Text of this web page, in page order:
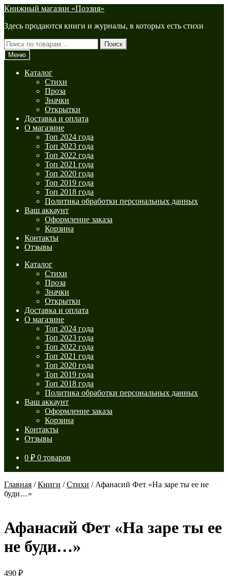
Перейти
навигации
Перейти
содержимому
Книжный магазин «Поэзия»
Здесь продаются книги и журналы, в которых есть стихи
Искать:
Поиск
Меню
Каталог
Стихи
Проза
Значки
Открытки
Доставка и оплата
О магазине
Топ 2024 года
Топ 2023 года
Топ 2022 года
Топ 2021 года
Топ 2020 года
Топ 2019 года
Топ 2018 года
Политика обработки персональных данных
Ваш аккаунт
Оформление заказа
Корзина
Контакты
Отзывы
Каталог
Стихи
Проза
Значки
Открытки
Доставка и оплата
О магазине
Топ 2024 года
Топ 2023 года
Топ 2022 года
Топ 2021 года
Топ 2020 года
Топ 2019 года
Топ 2018 года
Политика обработки персональных данных
Ваш аккаунт
Оформление заказа
Корзина
Контакты
Отзывы
0 ₽ 0 товаров
Главная /Книги /Стихи / Афанасий Фет «На заре ты ее не
буди…»
Афанасий Фет «На заре ты ее
не буди…»
490 ₽